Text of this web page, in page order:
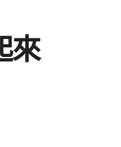
來